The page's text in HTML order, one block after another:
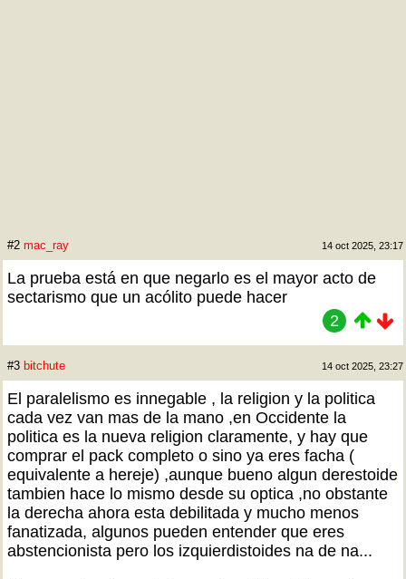
#2 mac_ray 14 oct 2025, 23:17
La prueba está en que negarlo es el mayor acto de
sectarismo que un acólito puede hacer
2
#3 bitchute 14 oct 2025, 23:27
El paralelismo es innegable , la religion y la politica
cada vez van mas de la mano ,en Occidente la
politica es la nueva religion claramente, y hay que
comprar el pack completo o sino ya eres facha (
equivalente a hereje) ,aunque bueno algun derestoide
tambien hace lo mismo desde su optica ,no obstante
la derecha ahora esta debilitada y mucho menos
fanatizada, algunos pueden entender que eres
abstencionista pero los izquierdistoides na de na...